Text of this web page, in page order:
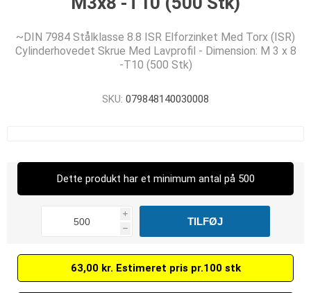
~DIN 7984 Stålklasse 8.8 ISR Elforzinket Med Torx (ISR)
Cylinderhovedet Skrue Med Lavprofil - Dimension: M 3 x 8
-T10 (500 Stk)
SKU: 079848140030008
Dette produkt har et minimum antal på 500
i
h
63,00 kr. Estimeret pris pr.100 stk